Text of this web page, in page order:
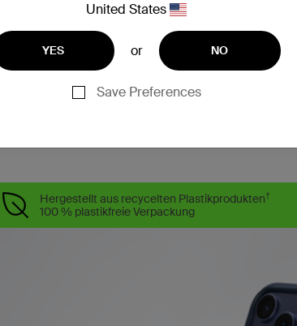
United States
YES or NO
Save Preferences
Schutz
Hergestellt aus recycelten Plastikprodukten†
100 % plastikfreie Verpackung